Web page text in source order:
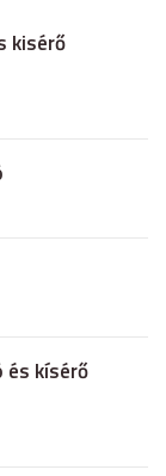
kisérő
és kísérő